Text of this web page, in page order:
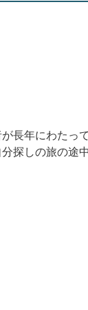
長年にわたっ
探しの旅の途